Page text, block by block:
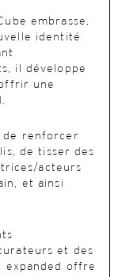
embrasse,
identité
il développe
une
de renforcer
de tisser des
acteurs
et ainsi
et des
expanded offre